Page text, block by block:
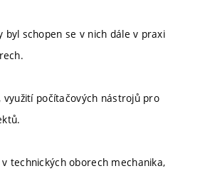
byl schopen se v nich dále v praxi
počítačových nástrojů pro
technických oborech mechanika,